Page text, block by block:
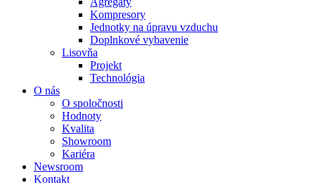
Kompresory
Jednotky na úpravu vzduchu
Doplnkové vybavenie
Lisovňa
Projekt
Technológia
O nás
O spoločnosti
Hodnoty
Kvalita
Showroom
Kariéra
Newsroom
Kontakt